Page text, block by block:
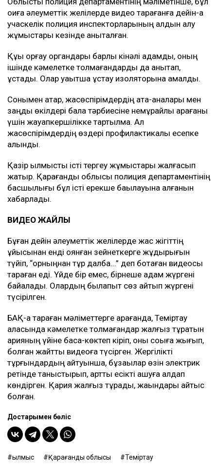
оқиға әлеуметтік желілерде видео тарағанға дейін-ақ
учаскелік полиция инспекторларының алдын алу
жұмыстары кезінде анықталған.
Құқық қорғау органдары барлық кінәлі адамды, оның
ішінде кәмелетке толмағандарды да анықтап,
ұстады. Олар уақытша ұстау изоляторына қамалды.
Сонымен қатар, жасөспірімдердің ата-аналары мен
заңды өкілдері бала тәрбиесіне немқұрайлы қарағаны
үшін жауапкершілікке тартылмақ. Ал
жасөспірімдердің өздері профилактикалық есепке
алынды.
Қазір қылмыстық істі тергеу жұмыстары жалғасып
жатыр. Қарағанды облысы полиция департаментінің
басшылығы бұл істі ерекше бақылауына алғанын
хабарлады.
ВИДЕО ЖАЙЛЫ
Бұған дейін әлеуметтік желілерде жас жігіттің
ұйқысынан енді оянған зейнеткерге жұдырығын
түйіп, “орныңнан тұр далба...” деп боқтаған видеосы
тараған еді. Үйде бір емес, бірнеше адам жүргені
байқалады. Олардың былапыт сөз айтып жүргені
түсірілген.
БАҚ-қа тараған мәліметтерге қарағанда, Теміртау
қаласында кәмелетке толмағандар жалғыз тұратын
қарияның үйіне баса-көктеп кіріп, оны соққыға жығып,
болған жайтты видеоға түсірген. Жергілікті
тұрғындардың айтуынша, бұзақылар өзін электрик
ретінде таныстырып, қартты есікті ашуға алдап
көндірген. Қария жалғыз тұрады, жақындары қайтыс
болған.
Достарыңмен бөліс
қылмыс Қарағанды облысы Теміртау